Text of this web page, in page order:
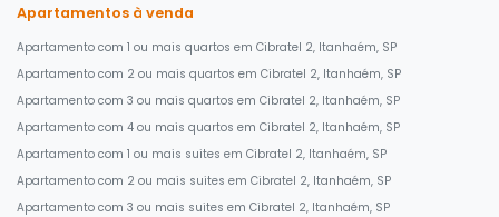
Apartamentos à venda
Apartamento com 1 ou mais quartos em Cibratel 2, Itanhaém, SP
Apartamento com 2 ou mais quartos em Cibratel 2, Itanhaém, SP
Apartamento com 3 ou mais quartos em Cibratel 2, Itanhaém, SP
Apartamento com 4 ou mais quartos em Cibratel 2, Itanhaém, SP
Apartamento com 1 ou mais suites em Cibratel 2, Itanhaém, SP
Apartamento com 2 ou mais suites em Cibratel 2, Itanhaém, SP
Apartamento com 3 ou mais suites em Cibratel 2, Itanhaém, SP